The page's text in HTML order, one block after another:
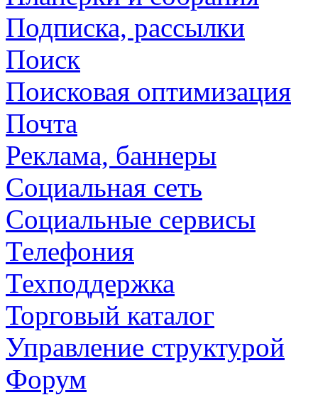
Подписка, рассылки
Поиск
Поисковая оптимизация
Почта
Реклама, баннеры
Социальная сеть
Социальные сервисы
Телефония
Техподдержка
Торговый каталог
Управление структурой
Форум